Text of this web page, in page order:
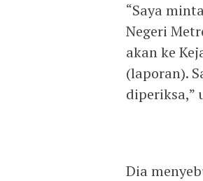
“Saya
Negeri
akan ke
(laporan).
diperiksa,”
Dia